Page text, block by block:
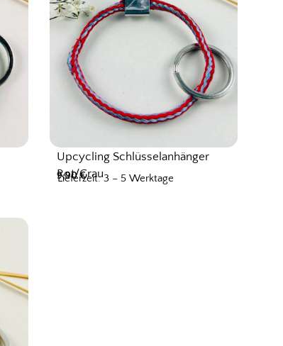
Upcycling Schlüsselanhänger
Rot/Grau
9,90€
Lieferzeit: 3 – 5 Werktage